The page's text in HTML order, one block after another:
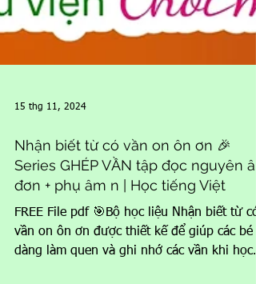
15 thg 11, 2024
Nhận biết từ có vần on ôn ơn 🎉
Series GHÉP VẦN tập đọc nguyên
đơn + phụ âm n | Học tiếng Việt
FREE File pdf 🎯Bộ học liệu Nhận biết từ có